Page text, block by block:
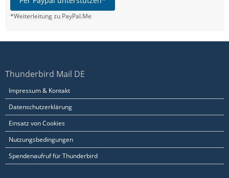
*Weiterleitung zu PayPal.Me
Thunderbird Mail DE
Impressum & Kontakt
Datenschutzerklärung
Einsatz von Cookies
Nutzungsbedingungen
Spendenaufruf für Thunderbird